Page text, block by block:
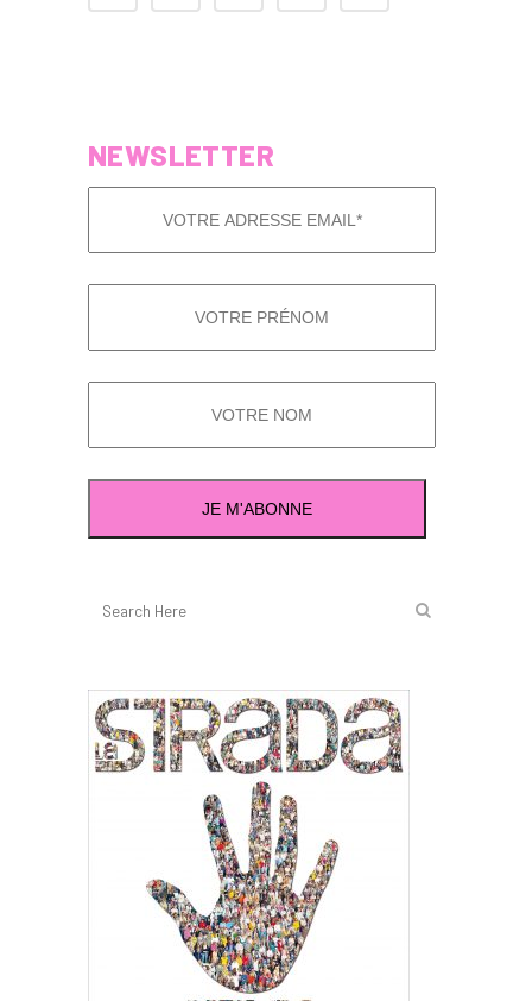
NEWSLETTER